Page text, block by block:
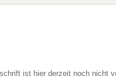
ist hier derzeit noch nicht